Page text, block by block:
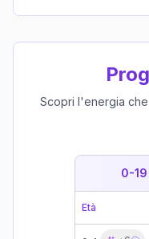
Scopri l'energia
0-
Età